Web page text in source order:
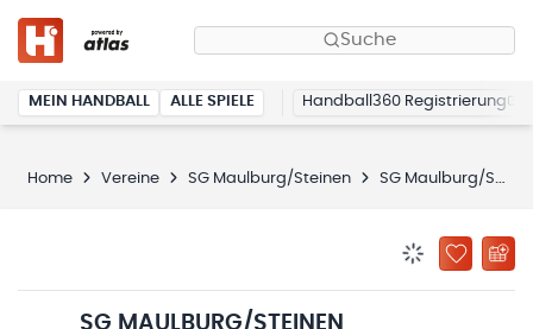
Suche
MEIN HANDBALL ALLE SPIELE Handball360 Registrierung
Home Vereine SG Maulburg/Steinen SG Maulburg/Steinen
ZU
SG MAULBURG/STEINEN